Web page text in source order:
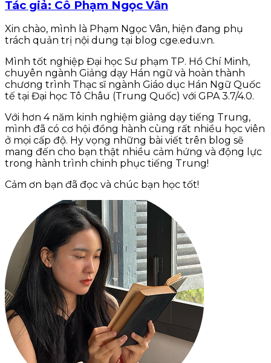
Tác giả: Cô Phạm Ngọc Vân
Xin chào, mình là Phạm Ngọc Vân, hiện đang phụ
trách quản trị nội dung tại blog cge.edu.vn.
Mình tốt nghiệp Đại học Sư phạm TP. Hồ Chí Minh,
chuyên ngành Giảng dạy Hán ngữ và hoàn thành
chương trình Thạc sĩ ngành Giáo dục Hán Ngữ Quốc
tế tại Đại học Tô Châu (Trung Quốc) với GPA 3.7/4.0.
Với hơn 4 năm kinh nghiệm giảng dạy tiếng Trung,
mình đã có cơ hội đồng hành cùng rất nhiều học viên
ở mọi cấp độ. Hy vọng những bài viết trên blog sẽ
mang đến cho bạn thật nhiều cảm hứng và động lực
trong hành trình chinh phục tiếng Trung!
Cảm ơn bạn đã đọc và chúc bạn học tốt!